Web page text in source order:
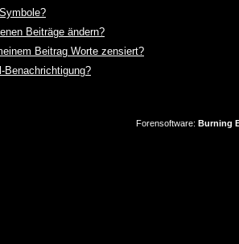
Beiträge ändern?
Beitrag Worte zensiert?
Benachrichtigung?
Forensoftware: Burning